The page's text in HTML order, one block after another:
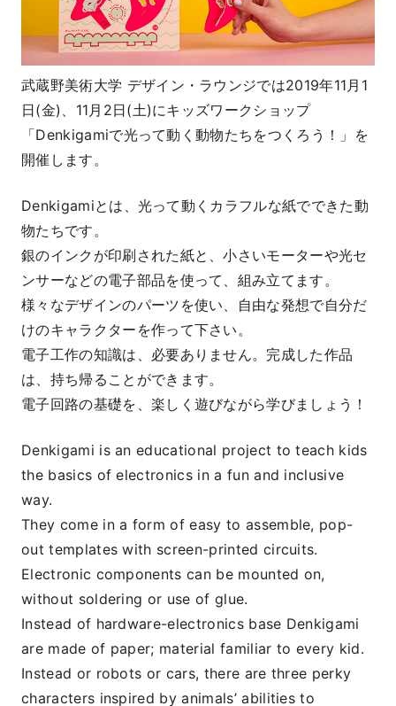
武蔵野美術大学 デザイン・ラウンジでは2019年11月1
日(金)、11月2日(土)にキッズワークショップ
「Denkigamiで光って動く動物たちをつくろう！」を
開催します。
Denkigamiとは、光って動くカラフルな紙でできた動
物たちです。
銀のインクが印刷された紙と、小さいモーターや光セ
ンサーなどの電子部品を使って、組み立てます。
様々なデザインのパーツを使い、自由な発想で自分だ
けのキャラクターを作って下さい。
電子工作の知識は、必要ありません。完成した作品
は、持ち帰ることができます。
電子回路の基礎を、楽しく遊びながら学びましょう！
Denkigami is an educational project to teach kids
the basics of electronics in a fun and inclusive
way.
They come in a form of easy to assemble, pop-
out templates with screen-printed circuits.
Electronic components can be mounted on,
without soldering or use of glue.
Instead of hardware-electronics base Denkigami
are made of paper; material familiar to every kid.
Instead or robots or cars, there are three perky
characters inspired by animals’ abilities to